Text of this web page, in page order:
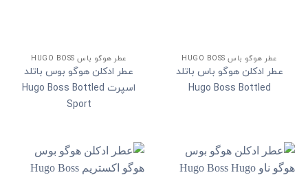
عطر هوگو باس HUGO BOSS
عطر ادکلن هوگو باس باتلد
Hugo Boss Bottled
عطر هوگو باس HUGO BOSS
عطر ادکلن هوگو بوس باتلد
اسپرت Hugo Boss Bottled
Sport